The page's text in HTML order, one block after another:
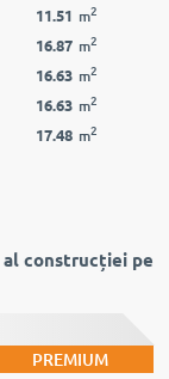
11.51 m2
16.87 m2
16.63 m2
16.63 m2
17.48 m2
al construcției pe
PREMIUM